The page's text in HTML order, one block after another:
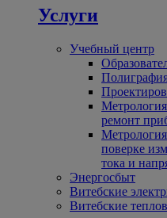
Услуги
Учебный центр
ремонт
поверке
тока и
Энергосбыт
Витебские
Витебские